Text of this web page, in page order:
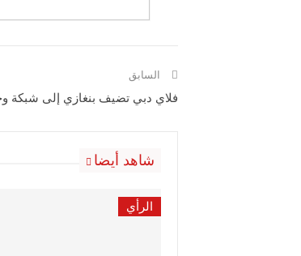
السابق
فلاي دبي تضيف بنغازي إلى شبكة
شاهد أيضا
الرأي